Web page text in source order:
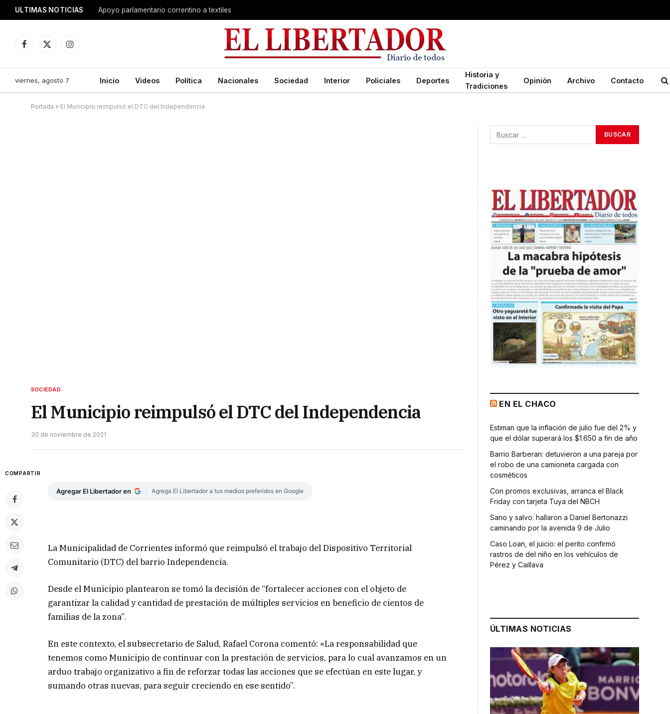
ULTIMAS NOTICIAS Apoyo parlamentario correntino a textiles
Facebook
X
Instagram
viernes, agosto 7 Inicio Videos Política Nacionales Sociedad Interior Policiales Deportes
Historia y
Tradiciones
Opinión Archivo Contacto
Portada » El Municipio reimpulsó el DTC del Independencia
SOCIEDAD
El Municipio reimpulsó el DTC del Independencia
30 de noviembre de 2021
COMPARTIR
Agregar El Libertador en Agrega El Libertador a tus medios preferidos en Google
La Municipalidad de Corrientes informó que reimpulsó el trabajo del Dispositivo Territorial
Comunitario (DTC) del barrio Independencia.
Desde el Municipio plantearon se tomó la decisión de “fortalecer acciones con el objeto de
garantizar la calidad y cantidad de prestación de múltiples servicios en beneficio de cientos de
familias de la zona”.
En este contexto, el subsecretario de Salud, Rafael Corona comentó: «La responsabilidad que
tenemos como Municipio de continuar con la prestación de servicios, para lo cual avanzamos en un
arduo trabajo organizativo a fin de reforzar todas las acciones que se efectúan en este lugar, y
sumando otras nuevas, para seguir creciendo en ese sentido”.
EN EL CHACO
Estiman que la inflación de julio fue del 2% y
que el dólar superará los $1.650 a fin de año
Barrio Barberan: detuvieron a una pareja por
el robo de una camioneta cargada con
cosméticos
Con promos exclusivas, arranca el Black
Friday con tarjeta Tuya del NBCH
Sano y salvo: hallaron a Daniel Bertonazzi
caminando por la avenida 9 de Julio
Caso Loan, el juicio: el perito confirmó
rastros de del niño en los vehículos de
Pérez y Caillava
ÚLTIMAS NOTICIAS